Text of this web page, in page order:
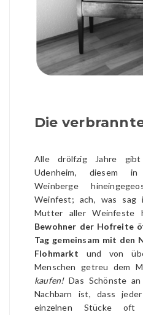
Die
Alle drölfzig Jahre
Udenheim, diesem in
Weinberge
Weinfest; ach, was sag
Mutter aller Weinfeste
Bewohner der Hofreite
Tag gemeinsam mit den
Flohmarkt und von
Menschen getreu dem
kaufen!Das Schönste
Nachbarn ist, dass
einzelnen Stücke